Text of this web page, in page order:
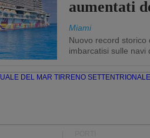
aumentati
Miami
Nuovo record storico
imbarcatisi sulle navi